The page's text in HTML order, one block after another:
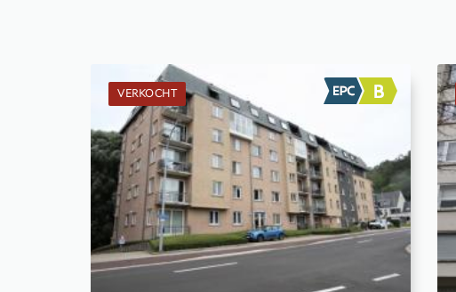
VERKOCHT
Verkocht: Duplex
-
80 m²